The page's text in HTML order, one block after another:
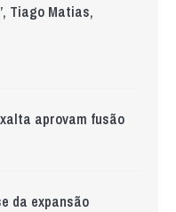
Tiago Matias,
aprovam fusão
da expansão